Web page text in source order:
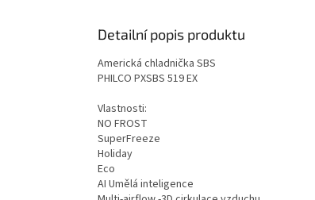
Detailní popis produktu
Americká chladnička SBS
PHILCO PXSBS 519 EX
Vlastnosti:
NO FROST
SuperFreeze
Holiday
Eco
AI Umělá inteligence